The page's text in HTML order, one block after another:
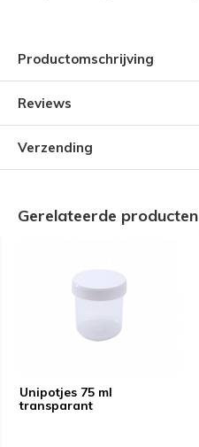
Productomschrijving
Reviews
Verzending
Gerelateerde producten
Unipotjes 75 ml
transparant